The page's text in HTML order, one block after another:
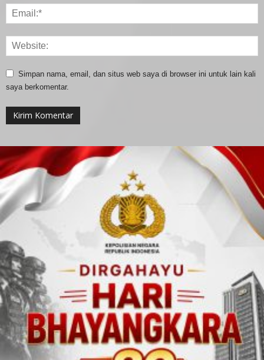
Simpan nama, email, dan situs web saya di browser ini untuk lain kali
saya berkomentar.